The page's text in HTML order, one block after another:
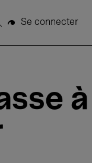
Se connecter
à